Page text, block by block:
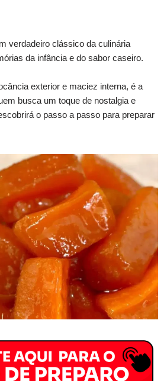
verdadeiro clássico da culinária
da infância e do sabor caseiro.
exterior e maciez interna, é a
busca um toque de nostalgia e
o passo a passo para preparar